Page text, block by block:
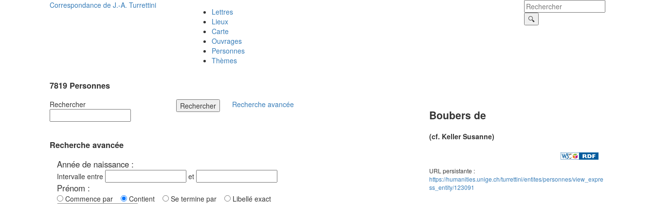
Correspondance de J.-A. Turrettini
Lettres
Lieux
Carte
Ouvrages
Personnes
Thèmes
7819 Personnes
Rechercher Rechercher Recherche avancée
Recherche avancée
Année de naissance :
Intervalle entre et
Prénom :
Commence par Contient Se termine par Libellé exact
Boubers de
(cf. Keller Susanne)
URL persistante :
https://humanities.unige.ch/turrettini/entites/personnes/view_expre
ss_entity/123091